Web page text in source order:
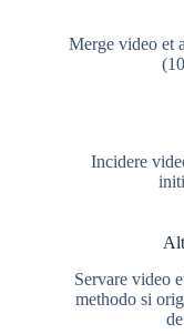
Merge video et
Incidere
Servare video
methodo si